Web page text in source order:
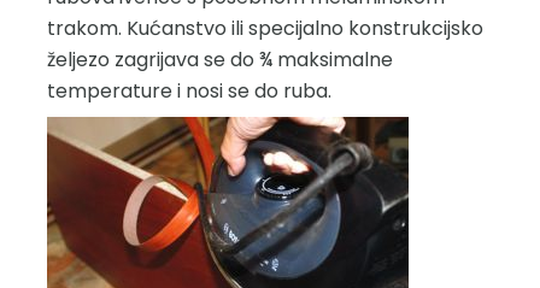
trakom. Kućanstvo ili specijalno konstrukcijsko
željezo zagrijava se do ¾ maksimalne
temperature i nosi se do ruba.